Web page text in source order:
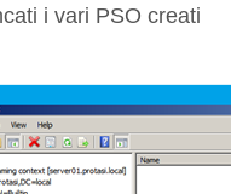
i vari PSO creati